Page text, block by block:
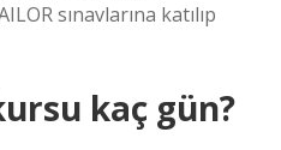
sınavlarına katılıp
kaç gün?